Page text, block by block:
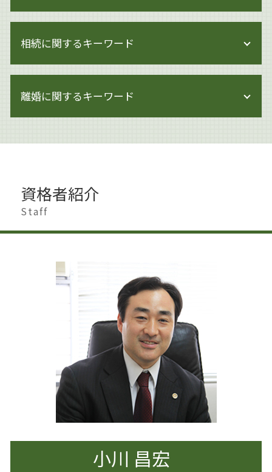
著作権 訴えられた
著作権 注意書き 例文
著作権 訴えられなければ
著作権侵害 時効
著作権 訴訟
著作権侵害 知らずに
著作権
著作権 何がダメ
著作権侵害
著作権 対象
著作権 保護期間
著作権 著作者人格権 違い
事業承継 方法
企業法務 顧問弁護士
企業法務 契約
内部統制 見直し
企業法務 雇用契約
企業法務 労働法
労働問題 企業法務
企業法務 株主総会
企業法務 調査
企業法務 特徴
企業法務とは 弁護士
企業法務 杉並区
相続に関するキーワード
遺産分割調停 必要書類
相続 相談先
相続 せずに解体
遺言書作成 世田谷区
遺産分割
遺言書作成 大田区
相続 生前
相続 少ない場合
相続 進め方
遺言 生前対策
遺言書作成 杉並区
遺産分割 新たな財産
相続人 行方不明
相続 相談
離婚に関するキーワード
離婚 大田区
離婚 遺産相続
離婚調停 弁護士
不貞行為 離婚
離婚調停 期間
離婚準備 貯金 いくら
離婚したい 男
離婚 夫から
離婚 男
離婚 港区
離婚 慰謝料 モラハラ
資格者紹介
Staff
小川 昌宏